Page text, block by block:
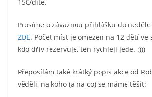
15€/dítě.
Prosíme o závaznou přihlášku do neděle
ZDE. Počet míst je omezen na 12 dětí ve
kdo dřív rezervuje, ten rychleji jede. :)))
Přeposílám také krátký popis akce od
věděli, na koho (a na co) se máme těšit: